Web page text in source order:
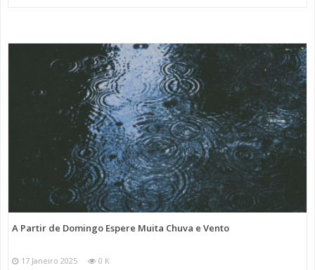
A Partir de Domingo Espere Muita Chuva e Vento
17 Janeiro 2025 0 K